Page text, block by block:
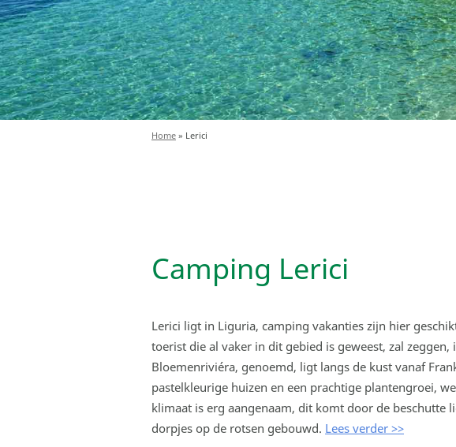
Home » Lerici
Camping Lerici
Lerici ligt in Liguria, camping vakanties zijn hier
toerist die al vaker in dit gebied is geweest, zal
Bloemenriviéra, genoemd, ligt langs de kust vanaf
pastelkleurige huizen en een prachtige plantengroei,
klimaat is erg aangenaam, dit komt door de
dorpjes op de rotsen gebouwd. Lees verder >>